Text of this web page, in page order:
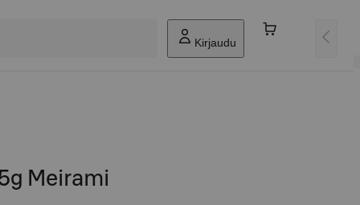
Kirjaudu
Meirami